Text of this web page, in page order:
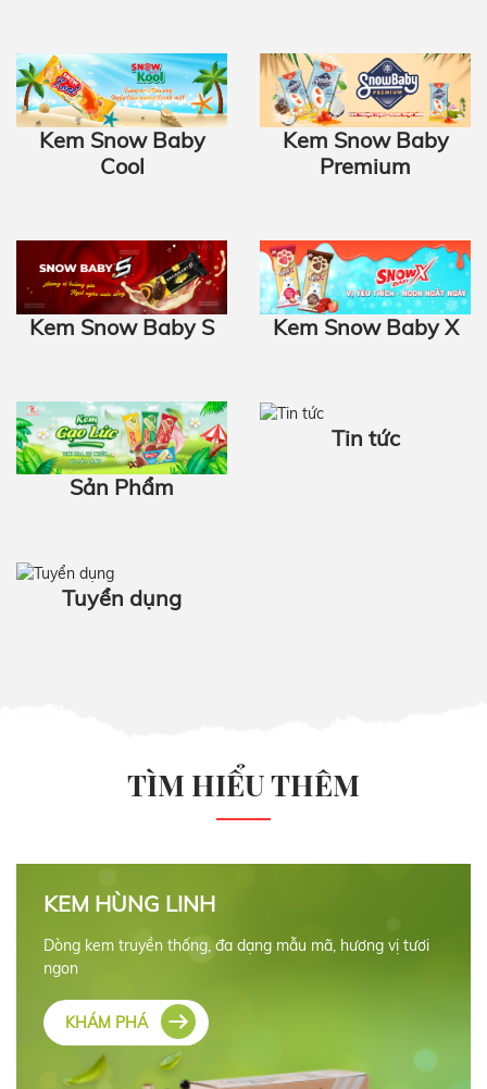
Kem Snow Baby
Cool
Kem Snow Baby
Premium
Kem Snow Baby S Kem Snow Baby X
Sản Phẩm
Tin tức
Tuyển dụng
TÌM HIỂU THÊM
KEM HÙNG LINH
Dòng kem truyền thống, đa dạng mẫu mã, hương vị tươi
ngon
KHÁM PHÁ